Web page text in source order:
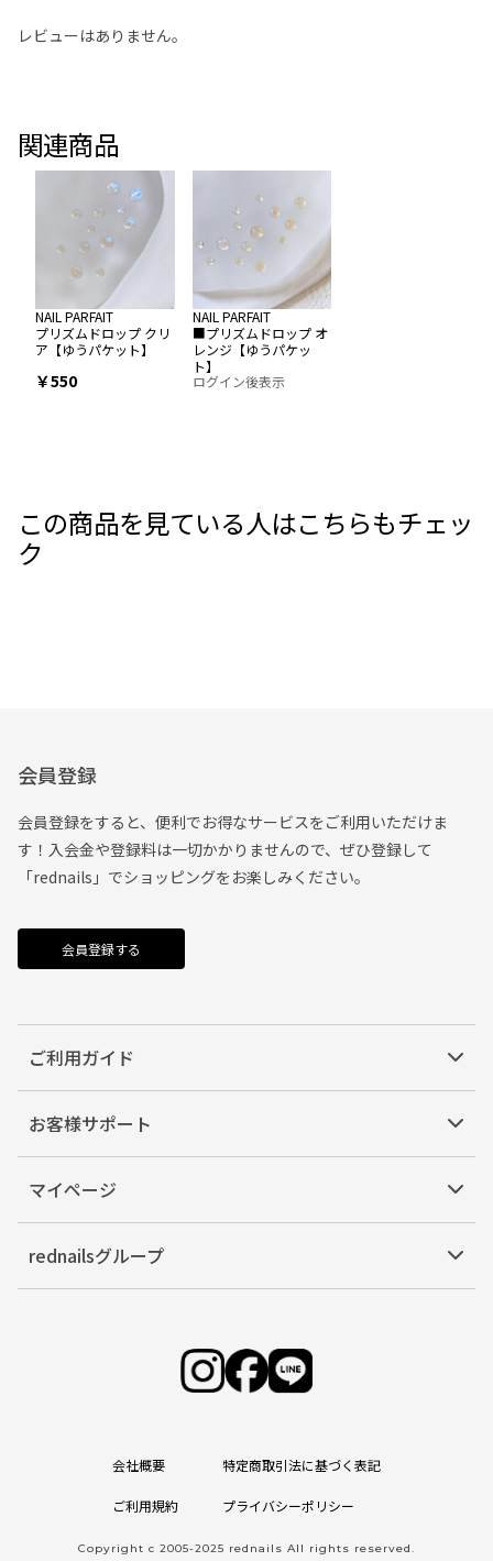
レビューはありません。
関連商品
NAIL PARFAIT
プリズムドロップ クリ
ア【ゆうパケット】
￥550
NAIL PARFAIT
■プリズムドロップ オ
レンジ【ゆうパケッ
ト】
ログイン後表示
この商品を見ている人はこちらもチェッ
ク
会員登録
会員登録をすると、便利でお得なサービスをご利用いただけま
す！入会金や登録料は一切かかりませんので、ぜひ登録して
「rednails」でショッピングをお楽しみください。
会員登録する
ご利用ガイド
お客様サポート
マイページ
rednailsグループ
会社概要 特定商取引法に基づく表記
ご利用規約 プライバシーポリシー
Copyright c 2005-2025 rednails All rights reserved.